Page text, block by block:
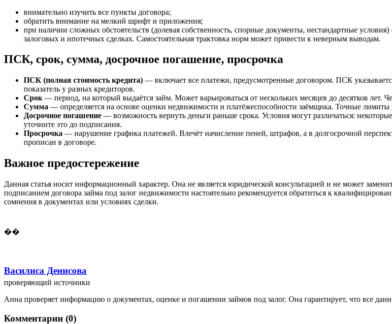
внимательно изучить все пункты договора;
обратить внимание на мелкий шрифт и приложения;
при наличии сложных обстоятельств (долевая собственность, спорные документы, нестандартные
залоговых и ипотечных сделках. Самостоятельная трактовка норм может привести к неверным выводам.
ПСК, срок, сумма, досрочное погашение, просрочка
ПСК (полная стоимость кредита) — включает все платежи, предусмотренные договором. ПСК
показатель у разных кредиторов.
Срок — период, на который выдаётся займ. Может варьироваться от нескольких месяцев до десятков
Сумма — определяется на основе оценки недвижимости и платёжеспособности заёмщика. Точные лимиты
Досрочное погашение — возможность вернуть деньги раньше срока. Условия могут различаться:
уточните это до подписания.
Просрочка — нарушение графика платежей. Влечёт начисление пеней, штрафов, а в долгосрочной
прописан в договоре.
Важное предостережение
Данная статья носит информационный характер. Она не является юридической консультацией и не может
подписанием договора займа под залог недвижимости настоятельно рекомендуется обратиться к
сомнения в документах или условиях сделки.
��
Василиса Денисова
проверяющий источники
Анна проверяет информацию о документах, оценке и погашении займов под залог. Она гарантирует, что все
Комментарии (0)